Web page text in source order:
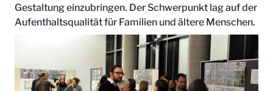
Gestaltung einzubringen. Der Schwerpunkt lag auf der
Aufenthaltsqualität für Familien und ältere Menschen.